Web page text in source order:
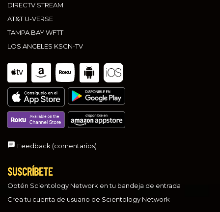
DIRECTV STREAM
AT&T U-VERSE
TAMPA BAY WFTT
LOS ANGELES KSCN-TV
Feedback (comentarios)
SUSCRÍBETE
Obtén Scientology Network en tu bandeja de entrada
Crea tu cuenta de usuario de Scientology Network